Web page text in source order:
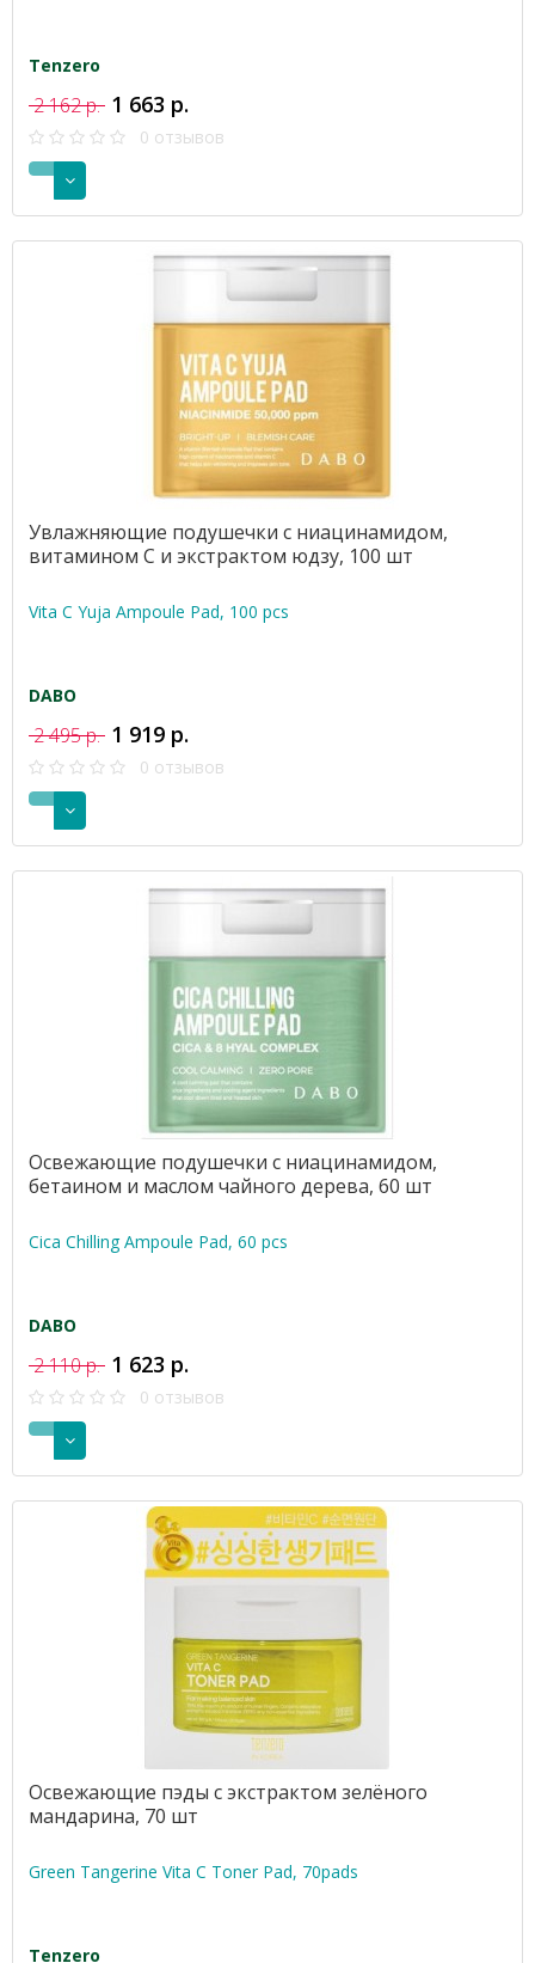
Tenzero
2 162 р. 1 663 р.
0 отзывов
Увлажняющие подушечки с ниацинамидом,
витамином С и экстрактом юдзу, 100 шт
Vita C Yuja Ampoule Pad, 100 pcs
DABO
2 495 р. 1 919 р.
0 отзывов
Освежающие подушечки с ниацинамидом,
бетаином и маслом чайного дерева, 60 шт
Cica Chilling Ampoule Pad, 60 pcs
DABO
2 110 р. 1 623 р.
0 отзывов
Освежающие пэды с экстрактом зелёного
мандарина, 70 шт
Green Tangerine Vita C Toner Pad, 70pads
Tenzero